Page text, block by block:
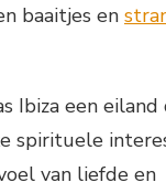
baaitjes en
Ibiza een
spirituele
van liefde